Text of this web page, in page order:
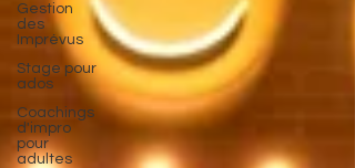
Gestion
des
Imprévus
Stage pour
ados
Coachings
d'impro
pour
adultes